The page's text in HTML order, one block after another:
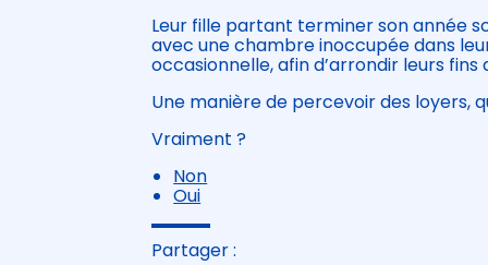
Leur fille partant terminer son année
avec une chambre inoccupée dans
occasionnelle, afin d’arrondir leurs
Une manière de percevoir des loyers,
Vraiment ?
Non
Oui
Partager :